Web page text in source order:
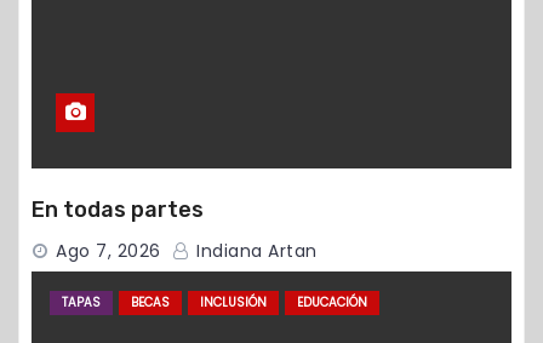
En todas partes
Ago 7, 2026 Indiana Artan
TAPAS BECAS INCLUSIÓN EDUCACIÓN